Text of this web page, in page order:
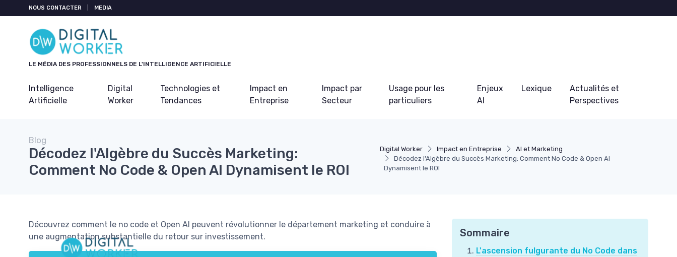
NOUS CONTACTER MEDIA
LE MÉDIA DES PROFESSIONNELS DE L'INTELLIGENCE ARTIFICIELLE
Intelligence
Artificielle
Digital
Worker
Technologies et
Tendances
Impact en
Entreprise
Impact par
Secteur
Usage pour les
particuliers
Enjeux
AI
Lexique
Actualités et
Perspectives
Digital Worker Impact en Entreprise
AI et Marketing
Décodez l'Algèbre du Succès Marketing: Comment No Code & Open AI
Dynamisent le ROI
Blog
Décodez l'Algèbre du Succès Marketing:
Comment No Code & Open AI Dynamisent le ROI
Découvrez comment le no code et Open AI peuvent révolutionner le département marketing et conduire à
une augmentation substantielle du retour sur investissement.
Sommaire
L'ascension fulgurante du No Code dans
Panneau de gestion des cookies